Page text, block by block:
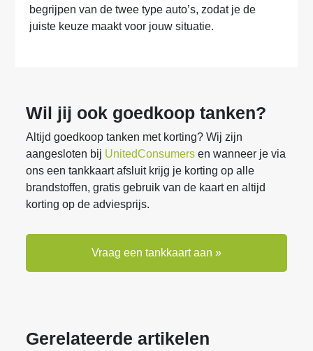
begrijpen van de twee type auto’s, zodat je de
juiste keuze maakt voor jouw situatie.
Wil jij ook goedkoop tanken?
Altijd goedkoop tanken met korting? Wij zijn
aangesloten bij UnitedConsumers en wanneer je via
ons een tankkaart afsluit krijg je korting op alle
brandstoffen, gratis gebruik van de kaart en altijd
korting op de adviesprijs.
Vraag een tankkaart aan »
Gerelateerde artikelen